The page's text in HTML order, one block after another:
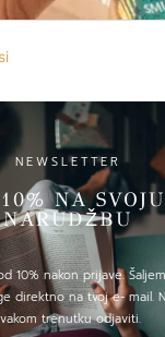
NEWSLETTER
NA
NARUDŽBU
10% nakon prijave.
direktno na tvoj e- mail.
trenutku odjaviti.